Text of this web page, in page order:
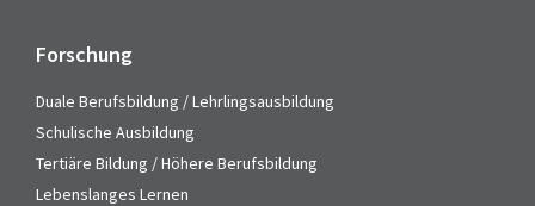
Forschung
Duale Berufsbildung / Lehrlingsausbildung
Schulische Ausbildung
Tertiäre Bildung / Höhere Berufsbildung
Lebenslanges Lernen